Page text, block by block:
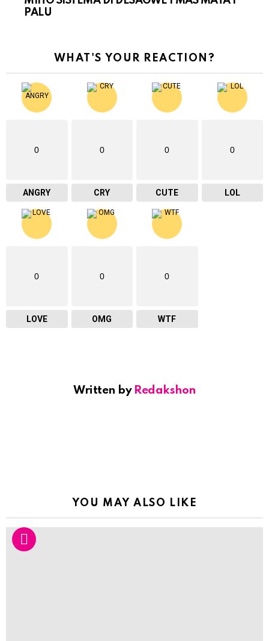
PALU
WHAT'S YOUR REACTION?
0
ANGRY
0
CRY
0
CUTE
0
LOL
0
LOVE
0
OMG
0
WTF
Written by Redakshon
YOU MAY ALSO LIKE